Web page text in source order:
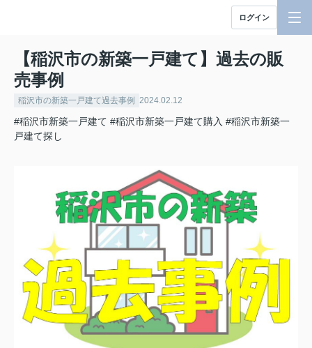
ログイン
【稲沢市の新築一戸建て】過去の販
売事例
稲沢市の新築一戸建て過去事例 2024.02.12
#稲沢市新築一戸建て #稲沢市新築一戸建て購入 #稲沢市新築一
戸建て探し